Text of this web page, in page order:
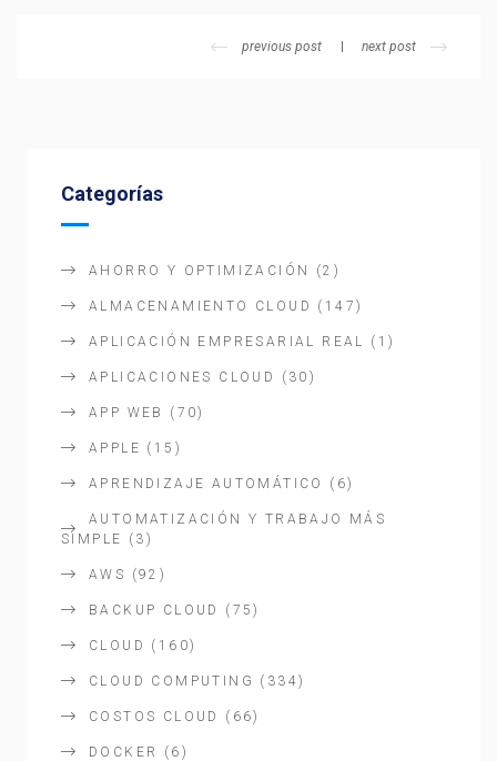
previous post next post
Categorías
AHORRO Y OPTIMIZACIÓN (2)
ALMACENAMIENTO CLOUD (147)
APLICACIÓN EMPRESARIAL REAL (1)
APLICACIONES CLOUD (30)
APP WEB (70)
APPLE (15)
APRENDIZAJE AUTOMÁTICO (6)
AUTOMATIZACIÓN Y TRABAJO MÁS
SIMPLE
(3)
AWS (92)
BACKUP CLOUD (75)
CLOUD (160)
CLOUD COMPUTING (334)
COSTOS CLOUD (66)
DOCKER (6)